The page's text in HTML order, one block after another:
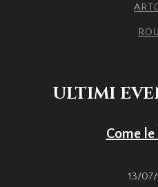
ULTIMI
Come
13/